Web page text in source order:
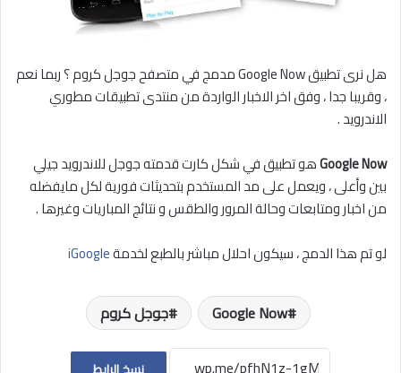
هل نرى تطبيق Google Now مدمج في متصفح جوجل كروم ؟ ربما نعم
، وقريبا جدا ، وفق اخر الاخبار الواردة من منتدى تطبيقات مطوري
الاندرويد .
Google Nowهو تطبيق في شكل كارت قدمته جوجل للاندرويد جيلي
بين وأعلى ، ويعمل على مد المستخدم بتحديثات فورية لكل مايفضله
من اخبار ومتابعات وحالة المرور والطقس و نتائج المباريات وغيرها .
لو تم هذا الدمج ، سيكون احلال مباشر بالطبع لخدمةiGoogle
Google Now جوجل كروم